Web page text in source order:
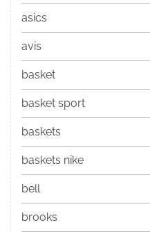
asics
avis
basket
basket sport
baskets
baskets nike
bell
brooks